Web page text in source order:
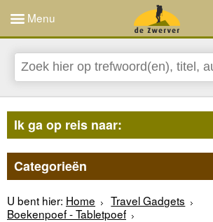
Menu
Ik ga op reis naar:
Categorieën
U bent hier: Home
Travel Gadgets
Boekenpoef - Tabletpoef